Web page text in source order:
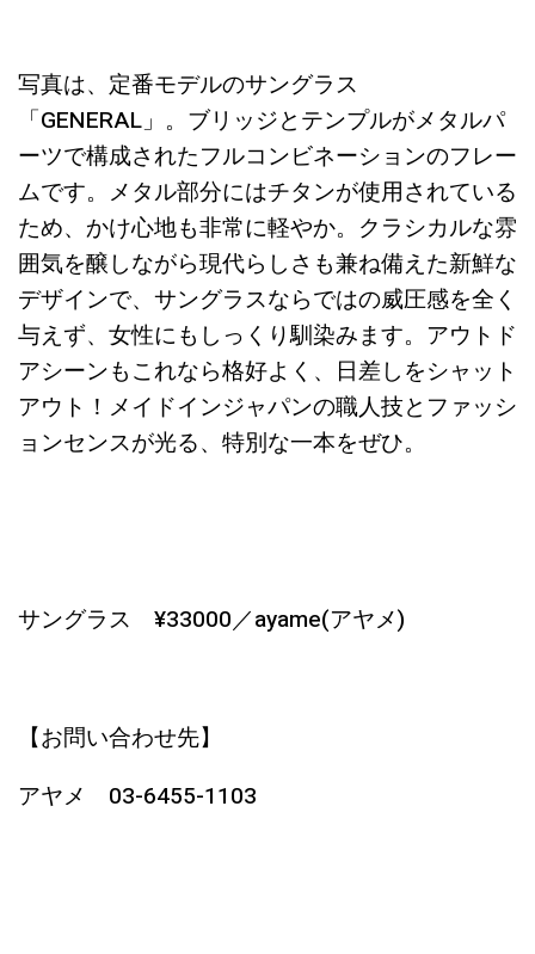
写真は、定番モデルのサングラス
「GENERAL」。ブリッジとテンプルがメタルパ
ーツで構成されたフルコンビネーションのフレー
ムです。メタル部分にはチタンが使用されている
ため、かけ心地も非常に軽やか。クラシカルな雰
囲気を醸しながら現代らしさも兼ね備えた新鮮な
デザインで、サングラスならではの威圧感を全く
与えず、女性にもしっくり馴染みます。アウトド
アシーンもこれなら格好よく、日差しをシャット
アウト！メイドインジャパンの職人技とファッシ
ョンセンスが光る、特別な一本をぜひ。
サングラス ¥33000／ayame(アヤメ)
【お問い合わせ先】
アヤメ 03-6455-1103